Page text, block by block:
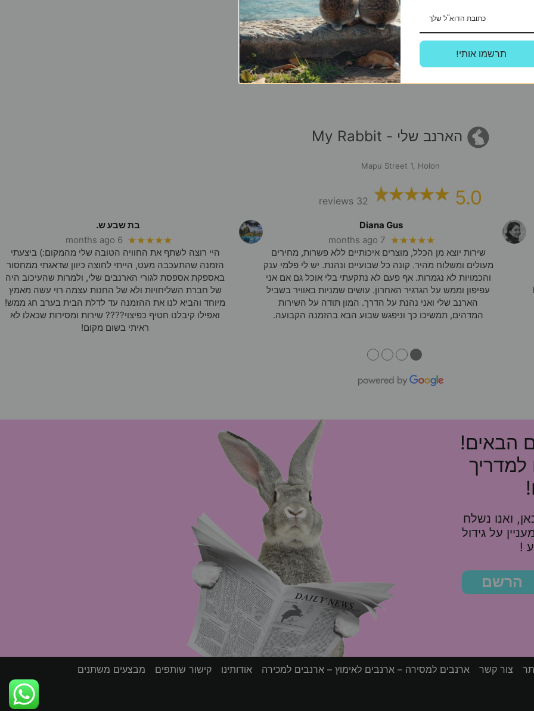
המקוריהנוכחי
מידע נוסף
₪177
מידע נוסף
הארנב שלי - My Rabbit
Mapu Street 1, Holon
5.0
32 reviews
Diana Gus
★★★★★
7 months ago
שירות יוצא מן הכלל, מוצרים איכותיים ללא פשרות, מחירים
מעולים ומשלוח מהיר. קונה כל שבועיים ונהנת. יש לי פלמי ענק
והכמויות לא נגמרות. אף פעם לא נתקעתי בלי אוכל גם אם אני
עפיפון וממש על הגרגיר האחרון. עושים שמניות באוויר בשביל
הארנב שלי ואני נהנת על הדרך. המון תודה על השירות
המדהים, תמשיכו כך וניפגש שבוע הבא בהזמנה הקבועה.
בת שבע ש.
★★★★★
6 months ago
היי רוצה לשתף את החוויה הטובה שלי מהמקום:) ביצעתי
הזמנה שהתעכבה מעט, הייתי לחוצה כיוון שדאגתי ממחסור
באספקת אספסת לגורי הארנבים שלי, ולמרות שהעיכוב היה
של חברת השליחויות ולא של החנות עצמה רוי עשה מאמץ
מיוחד והביא לנו את ההזמנה עד לדלת הבית בערב חג ממש!
ואפילו קיבלנו חטיף כפיצוי???? שירות ומסירות שכאלו לא
ראיתי בשום מקום!
●
●
●
●
הבאים!
למדריך
ואנו נשלח
ומאמר מעניין על גידול
!
הרשם
צור קשר ארנבים למסירה – ארנבים לאימוץ – ארנבים למכירה אודותינו קישור שותפים מבצעים משתנים
!תרשמו אותי